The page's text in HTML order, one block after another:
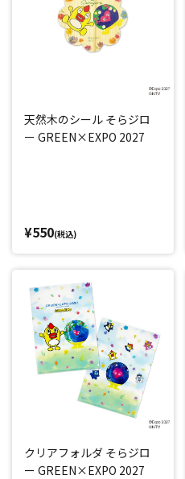
天然木のシール そらジロ
ー GREEN×EXPO 2027
¥550(税込)
クリアフォルダ そらジロ
ー GREEN×EXPO 2027